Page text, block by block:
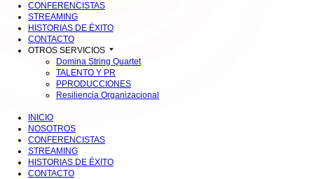
CONFERENCISTAS
STREAMING
HISTORIAS DE ÉXITO
CONTACTO
OTROS SERVICIOS
Domina String Quartet
TALENTO Y PR
PPRODUCCIONES
Resiliencia Organizacional
INICIO
NOSOTROS
CONFERENCISTAS
STREAMING
HISTORIAS DE ÉXITO
CONTACTO